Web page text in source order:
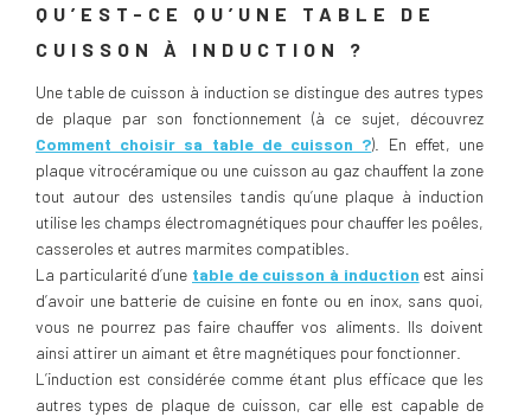
QU’EST-CE QU’UNE TABLE DE
CUISSON À INDUCTION ?
Une table de cuisson à induction se distingue des autres types
de plaque par son fonctionnement (à ce sujet, découvrez
Comment choisir sa table de cuisson ?). En effet, une
plaque vitrocéramique ou une cuisson au gaz chauffent la zone
tout autour des ustensiles tandis qu’une plaque à induction
utilise les champs électromagnétiques pour chauffer les poêles,
casseroles et autres marmites compatibles.
La particularité d’une table de cuisson à induction est ainsi
d’avoir une batterie de cuisine en fonte ou en inox, sans quoi,
vous ne pourrez pas faire chauffer vos aliments. Ils doivent
ainsi attirer un aimant et être magnétiques pour fonctionner.
L’induction est considérée comme étant plus efficace que les
autres types de plaque de cuisson, car elle est capable de